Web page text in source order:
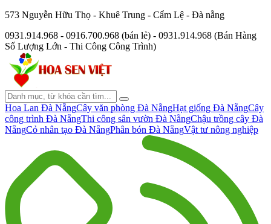
573 Nguyễn Hữu Thọ - Khuê Trung - Cẩm Lệ - Đà nẵng
0931.914.968 - 0916.700.968 (bán lẻ) - 0931.914.968 (Bán Hàng
Số Lượng Lớn - Thi Công Công Trình)
Hoa Lan Đà NẵngCây văn phòng Đà NẵngHạt giống Đà NẵngCây
công trình Đà NẵngThi công sân vườn Đà NẵngChậu trồng cây Đà
NẵngCỏ nhân tạo Đà NẵngPhân bón Đà NẵngVật tư nông nghiệp